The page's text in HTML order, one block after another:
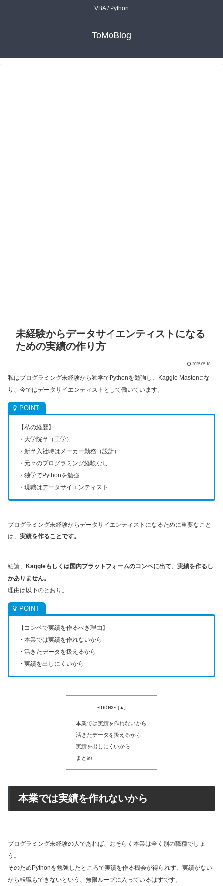
VBA / Python
ToMoBlog
未経験からデータサイエンティストになる
ための実績の作り方
2025.05.18
私はプログラミング未経験から独学でPythonを勉強し、Kaggle Masterにな
り、今ではデータサイエンティストとして働いています。
【私の経歴】
・大学院卒（工学）
・新卒入社時はメーカー勤務（設計）
・元々のプログラミング経験なし
・独学でPythonを勉強
・現職はデータサイエンティスト
プログラミング未経験からデータサイエンティストになるために重要なこと
は、 実績を作ることです。
結論、
Kaggleもしくは国内プラットフォームのコンペに出て、実績を作るし
かありません。
理由は以下のとおり。
【コンペで実績を作るべき理由】
・本業では実績を作れないから
・活きたデータを扱えるから
・実績を出しにくいから
-index-
本業では実績を作れないから
活きたデータを扱えるから
実績を出しにくいから
まとめ
本業では実績を作れないから
プログラミング未経験の人であれば、おそらく本業は全く別の職種でしょ
う。
そのためPythonを勉強したところで実績を作る機会が得られず、実績がない
から転職もできないという、無限ループに入っているはずです。